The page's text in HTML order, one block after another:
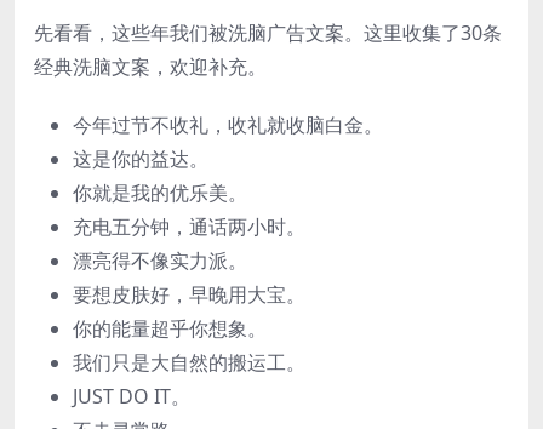
先看看，这些年我们被洗脑广告文案。这里收集了30条
经典洗脑文案，欢迎补充。
今年过节不收礼，收礼就收脑白金。
这是你的益达。
你就是我的优乐美。
充电五分钟，通话两小时。
漂亮得不像实力派。
要想皮肤好，早晚用大宝。
你的能量超乎你想象。
我们只是大自然的搬运工。
JUST DO IT。